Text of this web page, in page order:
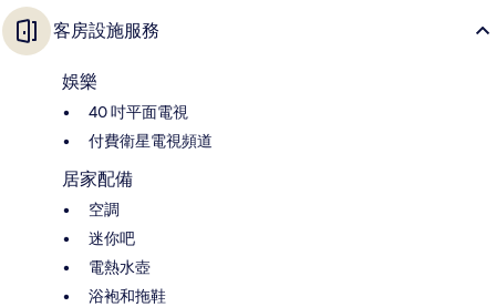
客房設施服務
娛樂
40 吋平面電視
付費衛星電視頻道
居家配備
空調
迷你吧
電熱水壺
浴袍和拖鞋